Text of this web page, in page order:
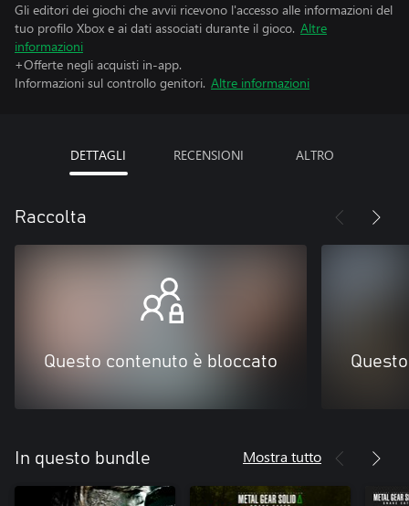
Gli editori dei giochi che avvii ricevono l'accesso alle informazioni del
tuo profilo Xbox e ai dati associati durante il gioco. Altre
informazioni
+Offerte negli acquisti in-app.
Informazioni sul controllo genitori. Altre informazioni
DETTAGLI RECENSIONI ALTRO
Raccolta
Questo contenuto è bloccato
In questo bundle Mostra tutto